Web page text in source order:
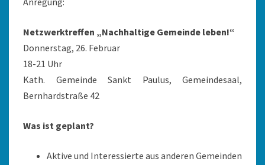
Netzwerktreffen „Nachhaltige Gemeinde leben!“
Donnerstag, 26. Februar
18-21 Uhr
Kath. Gemeinde Sankt Paulus, Gemeindesaal,
Bernhardstraße 42
Was ist geplant?
Aktive und Interessierte aus anderen Gemeinden